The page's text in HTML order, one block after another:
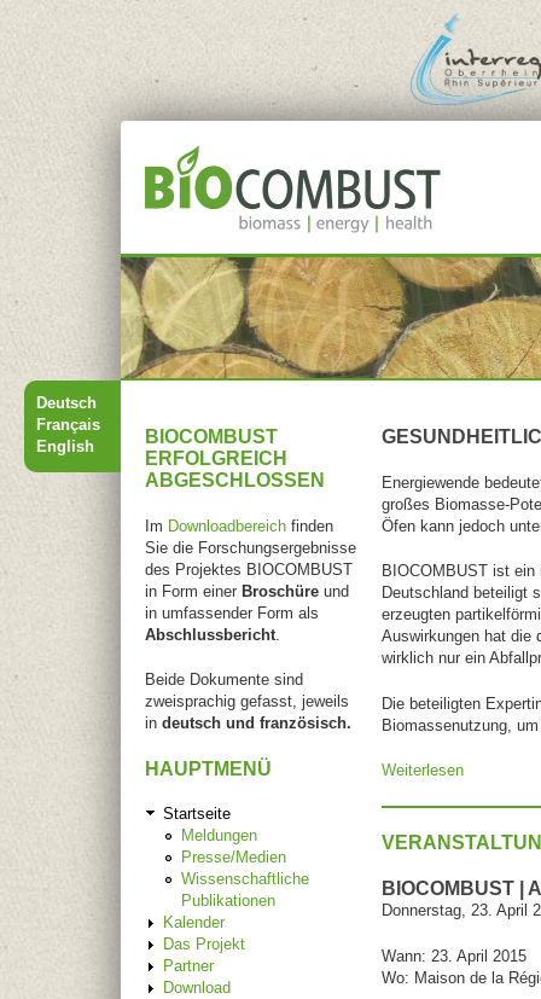
Jump to navigation
Energiewende
großes Biomasse-
Öfen kann jedoch
BIOCOMBUST ist
Deutschland beteiligt
erzeugten
Auswirkungen hat die
wirklich nur ein
Die beteiligten
Biomassenutzung,
Weiterlesen
BIOCOMBUST |
Donnerstag, 23. April
Wann: 23. April 2015
Wo: Maison de la
BIOCOMBUST
ERFOLGREICH
ABGESCHLOSSEN
Im Downloadbereich finden
Sie die Forschungsergebnisse
des Projektes BIOCOMBUST
in Form einer Broschüre und
in umfassender Form als
Abschlussbericht
Beide Dokumente sind
zweisprachig gefasst, jeweils
in deutsch und französisch.
HAUPTMENÜ
Startseite
Meldungen
Presse/Medien
Wissenschaftliche
Publikationen
Kalender
Das Projekt
Partner
Download
Deutsch
Français
English